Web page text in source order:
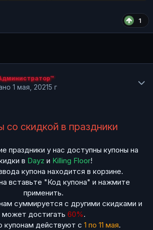
1
1 мая, 20215 г
со скидкой в праздники
праздники у нас доступны купоны на
в Dayz и Killing Floor!
купона находится в корзине.
вставьте "Код купона" и нажмите
применить.
суммируется с другими скидками и
может достигать 60%.
купонам действуют с 1 по 11 мая.